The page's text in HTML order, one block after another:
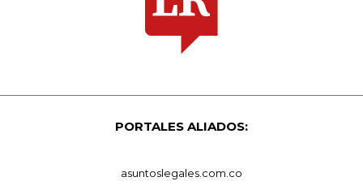
PORTALES ALIADOS:
asuntoslegales.com.co